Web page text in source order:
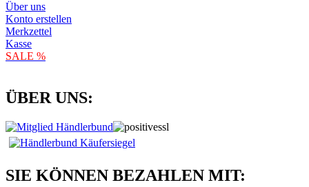
Über uns
Konto erstellen
Merkzettel
Kasse
SALE %
ÜBER UNS:
SIE KÖNNEN BEZAHLEN MIT: